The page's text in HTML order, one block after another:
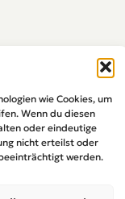
wie Cookies, um
Wenn du diesen
oder eindeutige
nicht erteilst oder
werden.